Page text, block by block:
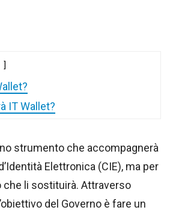
IT Wallet?
strumento che accompagnerà
Elettronica (CIE), ma per
che li sostituirà. Attraverso
del Governo è fare un